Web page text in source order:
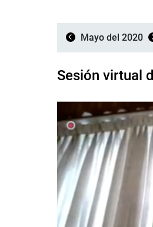
Mayo del 2020
Sesión virtual